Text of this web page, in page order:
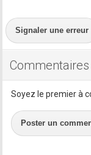
Signaler une erreur
Soyez le premier à
Poster un